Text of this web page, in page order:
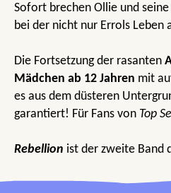
Sofort brechen Ollie und
bei der nicht nur Errols Leben
Die Fortsetzung der rasanten
Mädchen ab 12 Jahren mit
es aus dem düsteren
garantiert! Für Fans von Top
Rebellion ist der zweite Band